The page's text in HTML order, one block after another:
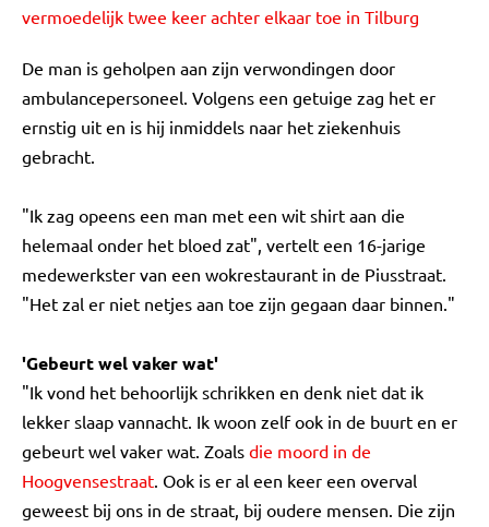
vermoedelijk twee keer achter elkaar toe in Tilburg
De man is geholpen aan zijn verwondingen door
ambulancepersoneel. Volgens een getuige zag het er
ernstig uit en is hij inmiddels naar het ziekenhuis
gebracht.
"Ik zag opeens een man met een wit shirt aan die
helemaal onder het bloed zat", vertelt een 16-jarige
medewerkster van een wokrestaurant in de Piusstraat.
"Het zal er niet netjes aan toe zijn gegaan daar binnen."
'Gebeurt wel vaker wat'
"Ik vond het behoorlijk schrikken en denk niet dat ik
lekker slaap vannacht. Ik woon zelf ook in de buurt en er
gebeurt wel vaker wat. Zoals die moord in de
Hoogvensestraat. Ook is er al een keer een overval
geweest bij ons in de straat, bij oudere mensen. Die zijn